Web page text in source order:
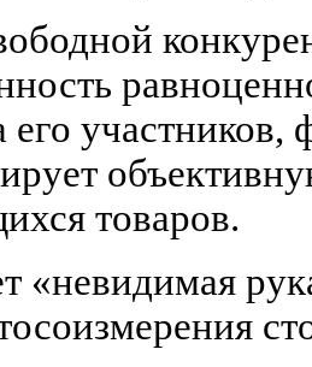
его
товаров.
«невидимая